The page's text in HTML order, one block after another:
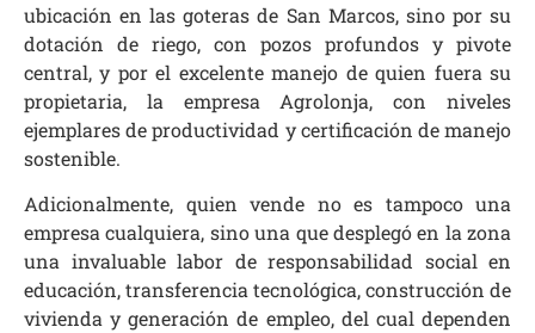
ubicación en las goteras de San Marcos, sino por su
dotación de riego, con pozos profundos y pivote
central, y por el excelente manejo de quien fuera su
propietaria, la empresa Agrolonja, con niveles
ejemplares de productividad y certificación de manejo
sostenible.
Adicionalmente, quien vende no es tampoco una
empresa cualquiera, sino una que desplegó en la zona
una invaluable labor de responsabilidad social en
educación, transferencia tecnológica, construcción de
vivienda y generación de empleo, del cual dependen